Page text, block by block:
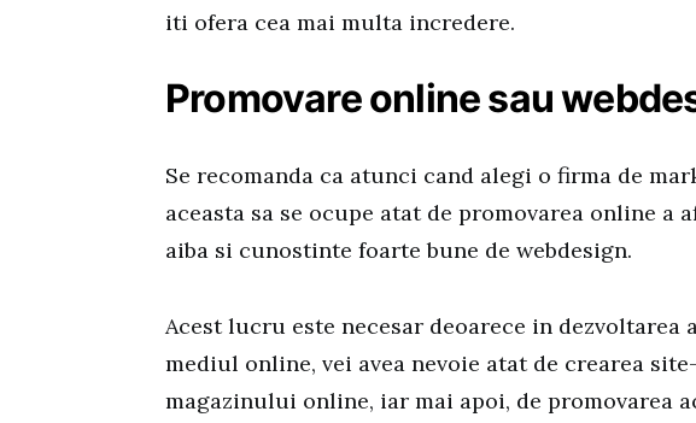
iti ofera cea mai multa incredere.
Promovare online sau
Se recomanda ca atunci cand alegi o firma de
aceasta sa se ocupe atat de promovarea online a
aiba si cunostinte foarte bune de webdesign.
Acest lucru este necesar deoarece in dezvoltarea
mediul online, vei avea nevoie atat de crearea
magazinului online, iar mai apoi, de promovarea